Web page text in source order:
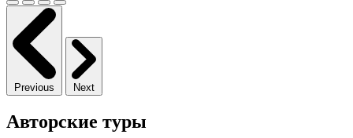
Previous Next
Авторские туры